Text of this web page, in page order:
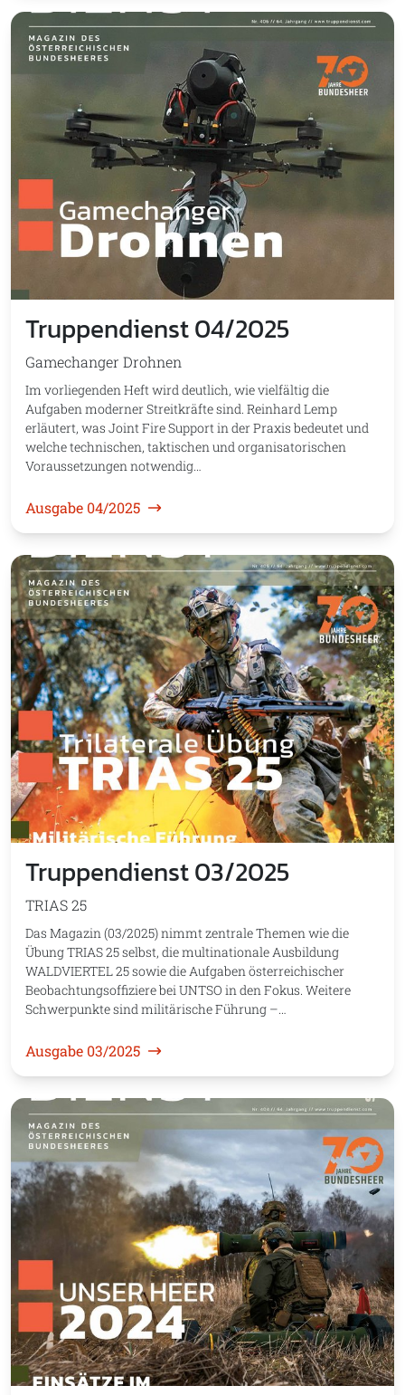
Truppendienst 04/2025
Gamechanger Drohnen
Im vorliegenden Heft wird deutlich, wie vielfältig die
Aufgaben moderner Streitkräfte sind. Reinhard Lemp
erläutert, was Joint Fire Support in der Praxis bedeutet und
welche technischen, taktischen und organisatorischen
Voraussetzungen notwendig…
Ausgabe 04/2025
Truppendienst 03/2025
TRIAS 25
Das Magazin (03/2025) nimmt zentrale Themen wie die
Übung TRIAS 25 selbst, die multinationale Ausbildung
WALDVIERTEL 25 sowie die Aufgaben österreichischer
Beobachtungsoffiziere bei UNTSO in den Fokus. Weitere
Schwerpunkte sind militärische Führung –…
Ausgabe 03/2025